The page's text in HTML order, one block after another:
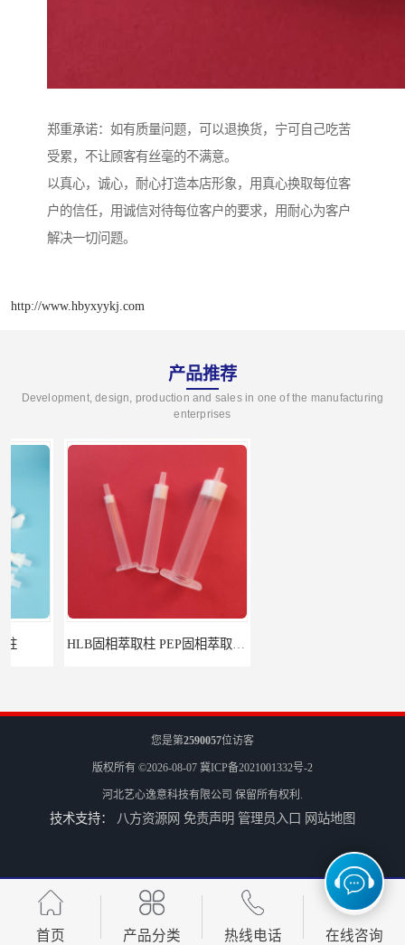
郑重承诺：如有质量问题，可以退换货，宁可自己吃苦
受累，不让顾客有丝毫的不满意。
以真心，诚心，耐心打造本店形象，用真心换取每位客
户的信任，用诚信对待每位客户的要求，用耐心为客户
解决一切问题。
http://www.hbyxyykj.com
产品推荐
Development, design, production and sales in one of the manufacturing
enterprises
HLB固相萃取柱 PEP固相萃取柱 PLS固相萃取柱
您是第2590057位访客
版权所有 ©2026-08-07 冀ICP备2021001332号-2
河北艺心逸意科技有限公司 保留所有权利.
技术支持： 八方资源网 免责声明 管理员入口 网站地图
首页 产品分类 热线电话 在线咨询